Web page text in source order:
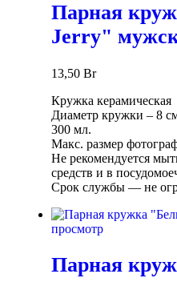
Парная
Jerry"
13,50 Br
Кружка керамическая
Диаметр кружки – 8
300 мл.
Макс. размер
Не рекомендуется
средств и в
Срок службы ― не
просмотр
Парная